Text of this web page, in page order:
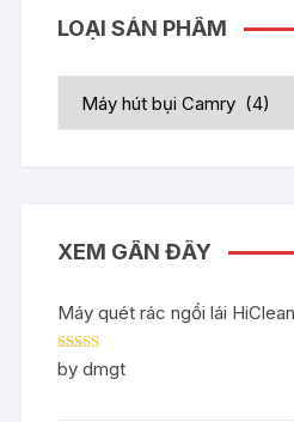
LOẠI SẢN PHẨM
XEM GẦN ĐÂY
Máy quét rác ngồi lái
Rated5out
of 5
by dmgt